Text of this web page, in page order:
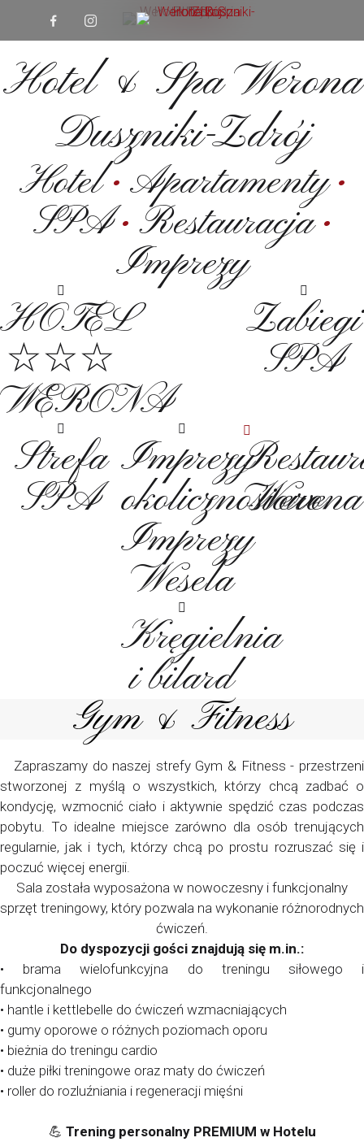
Hotel & Spa Werona
Duszniki-Zdrój
Hotel• Apartamenty•
SPA• Restauracja•
Imprezy
HOTEL
☆☆☆
WERONA
Zabiegi
SPA
Strefa
SPA
Imprezy
okolicznośiowe
Imprezy
Wesela
Werona
Kręgielnia
i bilard
Gym & Fitness
Zapraszamy do naszej strefy Gym & Fitness - przestrzeni
stworzonej z myślą o wszystkich, którzy chcą zadbać o
kondycję, wzmocnić ciało i aktywnie spędzić czas podczas
pobytu. To idealne miejsce zarówno dla osób trenujących
regularnie, jak i tych, którzy chcą po prostu rozruszać się i
poczuć więcej energii.
Sala została wyposażona w nowoczesny i funkcjonalny
sprzęt treningowy, który pozwala na wykonanie różnorodnych
ćwiczeń.
Do dyspozycji gości znajdują się m.in.:
• brama wielofunkcyjna do treningu siłowego i
funkcjonalnego
• hantle i kettlebelle do ćwiczeń wzmacniających
• gumy oporowe o różnych poziomach oporu
• bieżnia do treningu cardio
• duże piłki treningowe oraz maty do ćwiczeń
• roller do rozluźniania i regeneracji mięśni
💪 Trening personalny PREMIUM w Hotelu